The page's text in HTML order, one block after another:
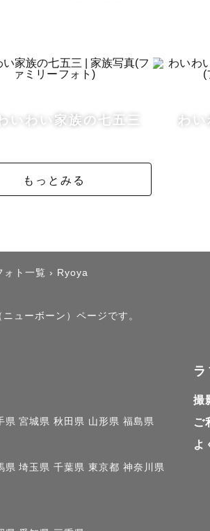
かかります。
いわい家族の七五三 わい
もっとみる
ォト一覧 › Ryoya
ューボーン）ページです。
県 宮城県 秋田県 山形県 福島県
県 埼玉県 千葉県 東京都 神奈川県
撮
ご
よ